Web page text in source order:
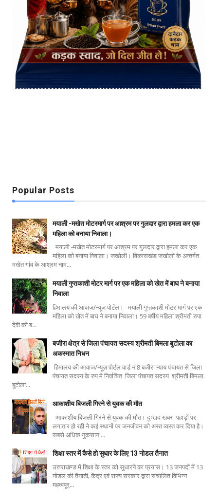
Popular Posts
मयाली -मखेत मोटरमार्ग पर आश्रम पर गुलदार द्वारा हमला कर एक
महिला को बनाया निवाला।
मयाली -मखेत मोटरमार्ग पर आश्रम पर गुलदार द्वारा हमला कर एक
महिला को बनाया निवाला। जखोली। विकासखंड जखोली के अन्तर्गत
मखेत गांव के आश्रम नाम...
मयाली गुप्तकाशी मोटर मार्ग पर एक महिला को खेत में बाघ ने बनाया
निवाला
हिमालय की आवाज/न्यूज पोर्टल। मयाली गुप्तकाशी मोटर मार्ग पर एक
महिला को खेत में बाघ ने बनाया निवाला। 59 बर्षीय महिला श्रीमती रुपा
देवी को ब...
बजीरा क्षेत्र से जिला पंचायत सदस्य श्रीमती बिमला बुटोला का
अकस्मात निधन
हिमालय की आवाज/न्यूज़ पोर्टल वार्ड नं 8 बजीरा न्याय पंचायत से जिला
पंचायत सदस्य के रुप मे निर्वाचित जिला पंचायत सदस्य श्रीमती बिमला
बुटोला...
आकाशीय बिजली गिरने से युवक की मौत
आकाशीय बिजली गिरने से युवक की मौत। दुःखद खबर- पहाड़ों पर
लगातार हो रही ने कई स्थानों पर जनजीवन को अस्त व्यस्त कर दिया है।
सबसे अधिक नुकसान ...
शिक्षा स्तर में कैसे हो सुधार के लिए 13 नोडल तैनात
उत्तराखण्ड में शिक्षा के स्तर को सुधारने का प्रयास। 13 जनपदों में 13
नोडल की तैनाती, केंद्र एवं राज्य सरकार द्वारा संचालित विभिन्न
महत्वपूर्...